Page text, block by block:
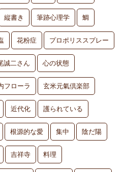
縦書き 筆跡心理学 鯛
花粉症 プロポリススプレー
誠二さん 心の状態
フローラ 玄米元氣倶楽部
近代化 護られている
根源的な愛 集中 陰だ陽
吉祥寺 料理